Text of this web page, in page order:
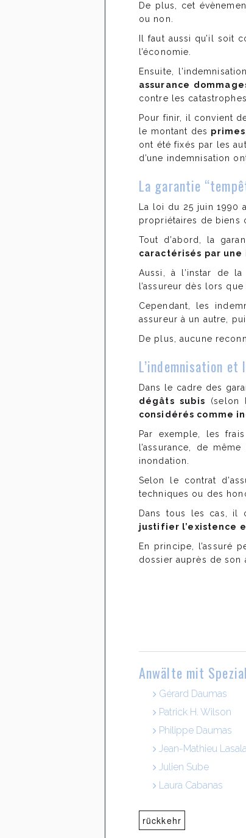
De plus, cet
ou non.
Il faut aussi qu’il soit
l’économie.
Ensuite,
assurance
contre les
Pour finir, il convient
le montant des
ont été fixés par les
d’une indemnisation
La garantie
La loi du 25 juin 1990
propriétaires de biens
Tout d’abord, la
caractérisés par
Aussi, à l’instar de la
l’assureur dès lors
Cependant, les
assureur à un autre,
De plus, aucune
L’indemnisation
Dans le cadre des
dégâts subis (selon
considérés comme
Par exemple, les
l’assurance, de
inondation.
Selon le contrat
techniques ou des
Dans tous les cas, il
justifier l’existence
En principe, l’assuré
dossier auprès de son
Anwälte mit
Gérard Daumas
Patrick H. Wilson
Philippe Daumas
Jean-Mathieu
Julien Sube
Laura Cabanas
rückkehr